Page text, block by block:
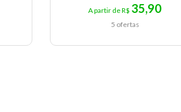
A partir de R$ 35,90
5 ofertas